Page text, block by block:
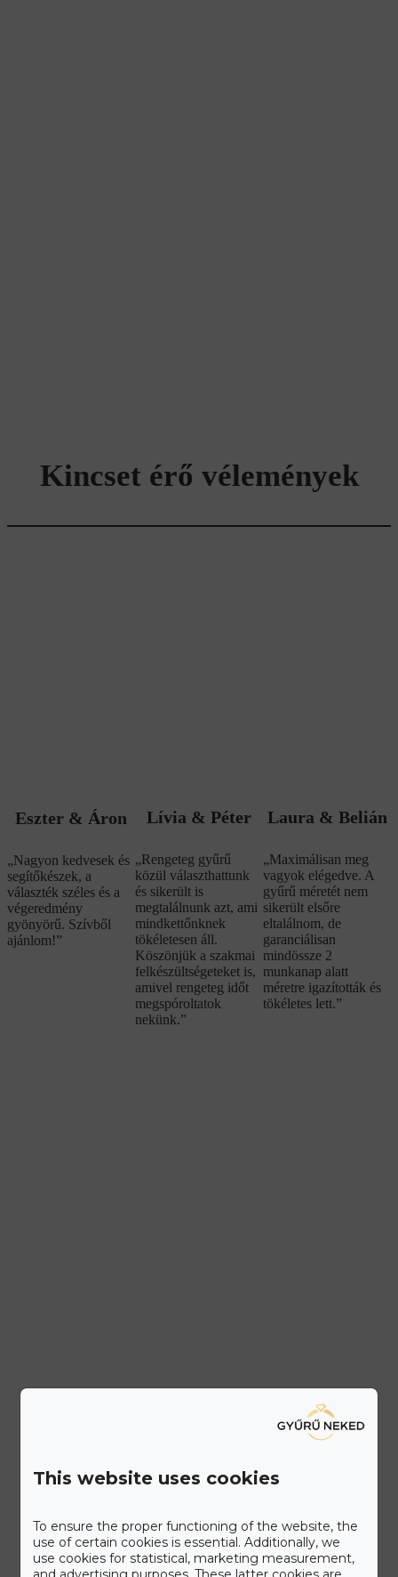
Kincset érő vélemények
Eszter & Áron
„Nagyon kedvesek és
segítőkészek, a
választék széles és a
végeredmény
gyönyörű. Szívből
ajánlom!”
Lívia & Péter
„Rengeteg gyűrű
közül választhattunk
és sikerült is
megtalálnunk azt, ami
mindkettőnknek
tökéletesen áll.
Köszönjük a szakmai
felkészültségeteket is,
amivel rengeteg időt
megspóroltatok
nekünk.”
Laura & Belián
„Maximálisan meg
vagyok elégedve. A
gyűrű méretét nem
sikerült elsőre
eltalálnom, de
garanciálisan
mindössze 2
munkanap alatt
méretre igazították és
tökéletes lett.”
This website uses cookies
To ensure the proper functioning of the website, the
use of certain cookies is essential. Additionally, we
use cookies for statistical, marketing measurement,